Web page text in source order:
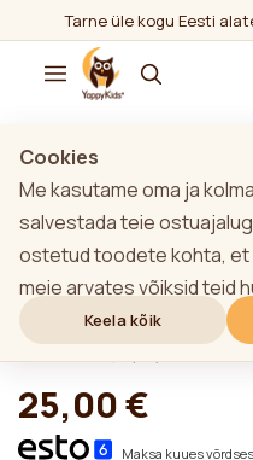
Tarne üle kogu Eesti
Näita kõiki/Voodipesu
YappyShield
kummiga 120*60
25,00 €
Maksa kuues
Cookies
Me kasutame oma ja
salvestada teie
ostetud toodete kohta,
meie arvates võiksid teid
kohta lisateabe
Võite nõustuda kõigi
klõpsates nupule "Keela
klõpsab nupule "Keela
Keela kõik